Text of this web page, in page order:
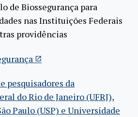
de Biossegurança para
nas Instituições Federais
providências
pesquisadores da
do Rio de Janeiro (UFRJ),
Paulo (USP) e Universidade